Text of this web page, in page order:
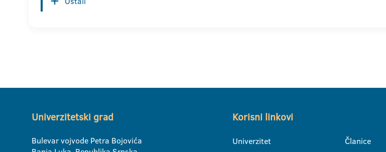
Univerzitetski grad
Bulevar vojvode Petra Bojovića
Korisni linkovi
Univerzitet Članice